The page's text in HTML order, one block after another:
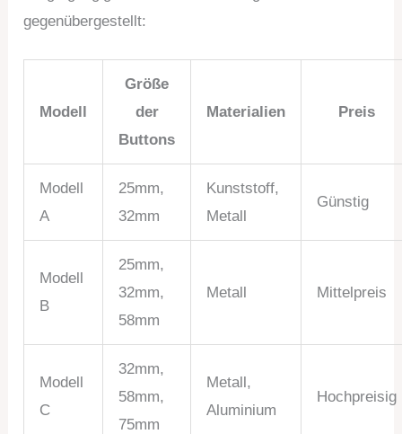
gegenübergestellt:
Modell
Größe
der
Buttons
Materialien Preis
Modell
A
25mm,
32mm
Kunststoff,
Metall
Günstig
Modell
B
25mm,
32mm,
58mm
Metall Mittelpreis
Modell
C
32mm,
58mm,
75mm
Metall,
Aluminium
Hochpreisig